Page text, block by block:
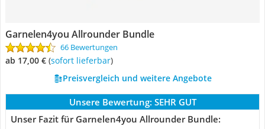
Garnelen4you Allrounder Bundle
66 Bewertungen
ab 17,00 € ( Sofort lieferbar)
Preisvergleich und weitere Angebote
Unsere Bewertung: SEHR GUT
Unser Fazit für Garnelen4you Allrounder Bundle: